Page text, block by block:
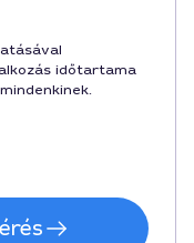
időtartama